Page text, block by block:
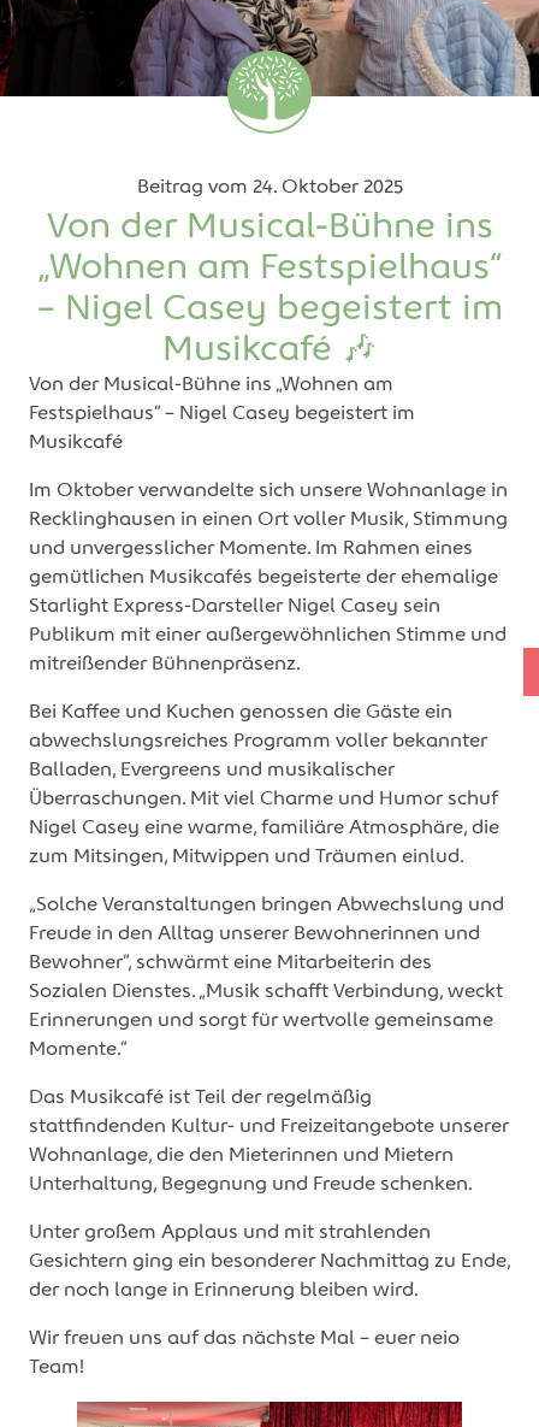
Beitrag vom 24. Oktober 2025
Von der Musical-Bühne ins
„Wohnen am Festspielhaus“
– Nigel Casey begeistert im
Musikcafé 🎶
Von der Musical-Bühne ins „Wohnen am
Festspielhaus“ – Nigel Casey begeistert im
Musikcafé
Im Oktober verwandelte sich unsere Wohnanlage in
Recklinghausen in einen Ort voller Musik, Stimmung
und unvergesslicher Momente. Im Rahmen eines
gemütlichen Musikcafés begeisterte der ehemalige
Starlight Express-Darsteller Nigel Casey sein
Publikum mit einer außergewöhnlichen Stimme und
mitreißender Bühnenpräsenz.
Bei Kaffee und Kuchen genossen die Gäste ein
abwechslungsreiches Programm voller bekannter
Balladen, Evergreens und musikalischer
Überraschungen. Mit viel Charme und Humor schuf
Nigel Casey eine warme, familiäre Atmosphäre, die
zum Mitsingen, Mitwippen und Träumen einlud.
„Solche Veranstaltungen bringen Abwechslung und
Freude in den Alltag unserer Bewohnerinnen und
Bewohner“, schwärmt eine Mitarbeiterin des
Sozialen Dienstes. „Musik schafft Verbindung, weckt
Erinnerungen und sorgt für wertvolle gemeinsame
Momente.“
Das Musikcafé ist Teil der regelmäßig
stattfindenden Kultur- und Freizeitangebote unserer
Wohnanlage, die den Mieterinnen und Mietern
Unterhaltung, Begegnung und Freude schenken.
Unter großem Applaus und mit strahlenden
Gesichtern ging ein besonderer Nachmittag zu Ende,
der noch lange in Erinnerung bleiben wird.
Wir freuen uns auf das nächste Mal – euer neio
Team!